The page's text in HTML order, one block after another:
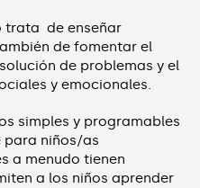
trata de enseñar
de fomentar el
de problemas y el
y emocionales.
simples y programables
para niños/as
a menudo tienen
a los niños aprender